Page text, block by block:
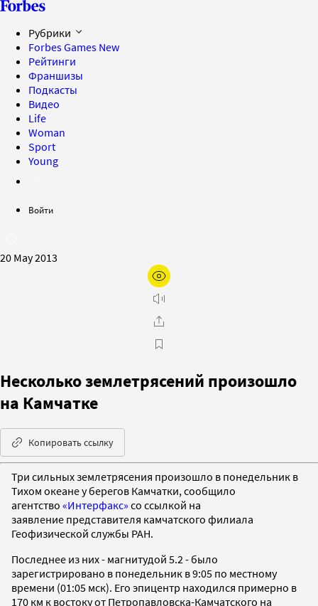
Рубрики
Forbes Games New
Рейтинги
Франшизы
Подкасты
Видео
Life
Woman
Sport
Young
Войти
20 May 2013
Несколько землетрясений произошло
на Камчатке
Копировать ссылку
Три сильных землетрясения произошло в понедельник в
Тихом океане у берегов Камчатки, сообщило
агентство «Интерфакс» со ссылкой на
заявление представителя камчатского филиала
Геофизической службы РАН.
Последнее из них - магнитудой 5.2 - было
зарегистрировано в понедельник в 9:05 по местному
времени (01:05 мск). Его эпицентр находился примерно в
170 км к востоку от Петропавловска-Камчатского на